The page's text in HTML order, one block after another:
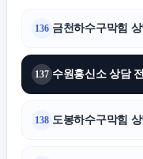
136 금천하수구막힘
137 수원흥신소 상담
138 도봉하수구막힘